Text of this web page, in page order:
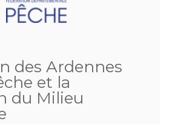
des Ardennes
et la
du Milieu